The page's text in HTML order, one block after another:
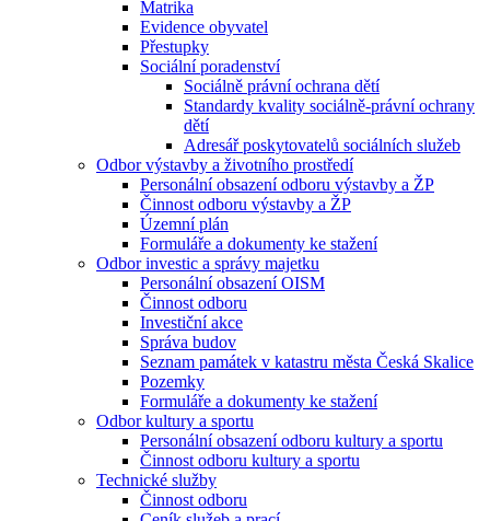
Matrika
Evidence obyvatel
Přestupky
Sociální poradenství
Sociálně právní ochrana dětí
Standardy kvality sociálně-právní ochrany
dětí
Adresář poskytovatelů sociálních služeb
Odbor výstavby a životního prostředí
Personální obsazení odboru výstavby a ŽP
Činnost odboru výstavby a ŽP
Územní plán
Formuláře a dokumenty ke stažení
Odbor investic a správy majetku
Personální obsazení OISM
Činnost odboru
Investiční akce
Správa budov
Seznam památek v katastru města Česká Skalice
Pozemky
Formuláře a dokumenty ke stažení
Odbor kultury a sportu
Personální obsazení odboru kultury a sportu
Činnost odboru kultury a sportu
Technické služby
Činnost odboru